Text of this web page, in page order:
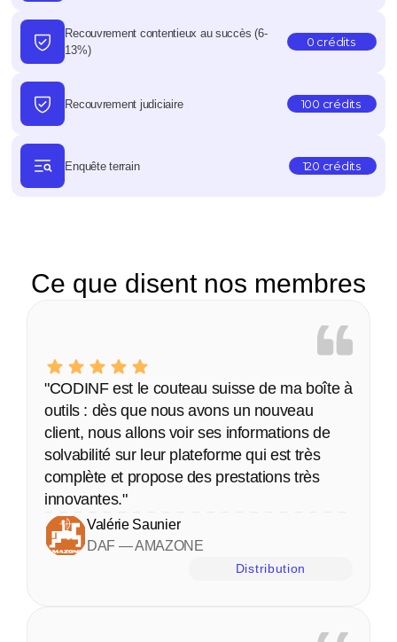
Recouvrement contentieux au succès (6-
13%)
0 crédits
Recouvrement judiciaire 100 crédits
Enquête terrain 120 crédits
Ce que disent nos membres
"CODINF est le couteau suisse de ma boîte à
outils : dès que nous avons un nouveau
client, nous allons voir ses informations de
solvabilité sur leur plateforme qui est très
complète et propose des prestations très
innovantes."
Valérie Saunier
DAF — AMAZONE
Distribution